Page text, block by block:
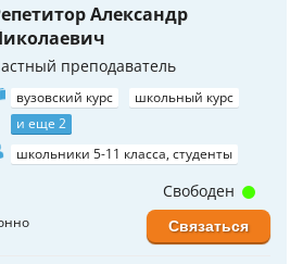
Александр
преподаватель
вузовский курс
школьный курс
и еще 2
школьники 5-11 класса, студенты
Свободен
Связаться